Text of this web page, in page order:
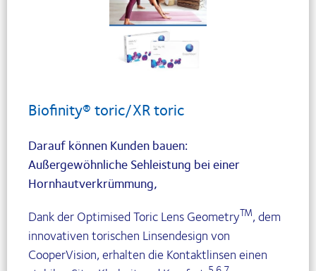
Biofinity® toric/XR toric
Darauf können Kunden bauen:
Außergewöhnliche Sehleistung bei einer
Hornhautverkrümmung,
Dank der Optimised Toric Lens GeometryTM, dem
innovativen torischen Linsendesign von
CooperVision, erhalten die Kontaktlinsen einen